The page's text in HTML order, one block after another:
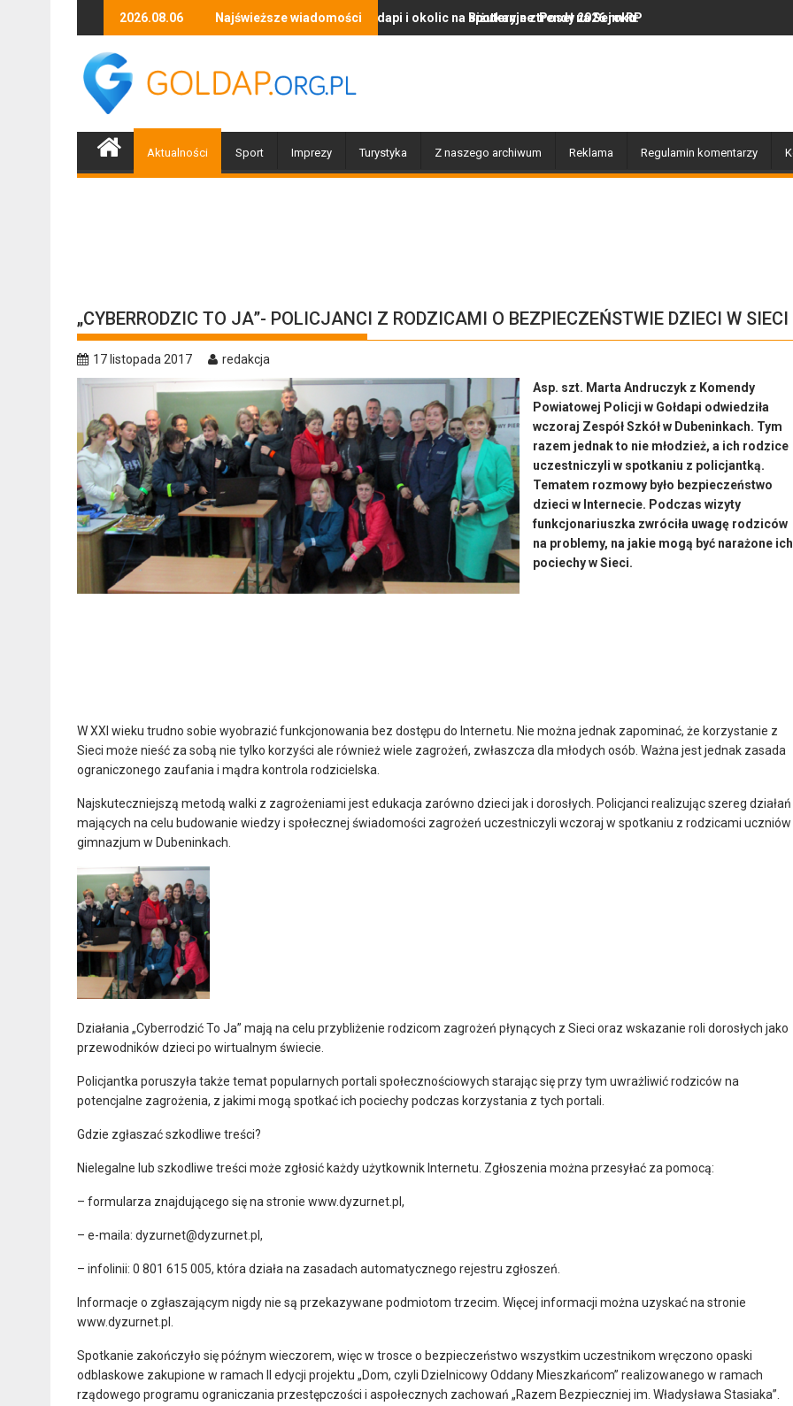
2026.08.06 Najświeższe wiadomości
Zapraszamy mieszkańców Gołdapi i okolic na spotkanie z Poseł na Sejm RP Katarzyną Królak
Biżuteryjne trendy 2026 roku: Jak polska marka olor.pl podbija serca
Dobiegły końca prace
Aktualności Sport Imprezy Turystyka Z naszego archiwum Reklama Regulamin komentarzy
„CYBERRODZIC TO JA”- POLICJANCI Z RODZICAMI O BEZPIECZEŃSTWIE DZIECI W SIECI
17 listopada 2017
redakcja
Asp. szt. Marta Andruczyk z Komendy
Powiatowej Policji w Gołdapi odwiedziła
wczoraj Zespół Szkół w Dubeninkach. Tym
razem jednak to nie młodzież, a ich rodzice
uczestniczyli w spotkaniu z policjantką.
Tematem rozmowy było bezpieczeństwo
dzieci w Internecie. Podczas wizyty
funkcjonariuszka zwróciła uwagę rodziców
na problemy, na jakie mogą być narażone ich
pociechy w Sieci.
W XXI wieku trudno sobie wyobrazić funkcjonowania bez dostępu do Internetu. Nie można jednak zapominać, że korzystanie z
Sieci może nieść za sobą nie tylko korzyści ale również wiele zagrożeń, zwłaszcza dla młodych osób. Ważna jest jednak zasada
ograniczonego zaufania i mądra kontrola rodzicielska.
Najskuteczniejszą metodą walki z zagrożeniami jest edukacja zarówno dzieci jak i dorosłych. Policjanci realizując szereg działań
mających na celu budowanie wiedzy i społecznej świadomości zagrożeń uczestniczyli wczoraj w spotkaniu z rodzicami uczniów
gimnazjum w Dubeninkach.
Działania „Cyberrodzić To Ja” mają na celu przybliżenie rodzicom zagrożeń płynących z Sieci oraz wskazanie roli dorosłych jako
przewodników dzieci po wirtualnym świecie.
Policjantka poruszyła także temat popularnych portali społecznościowych starając się przy tym uwrażliwić rodziców na
potencjalne zagrożenia, z jakimi mogą spotkać ich pociechy podczas korzystania z tych portali.
Gdzie zgłaszać szkodliwe treści?
Nielegalne lub szkodliwe treści może zgłosić każdy użytkownik Internetu. Zgłoszenia można przesyłać za pomocą:
– formularza znajdującego się na stronie www.dyzurnet.pl,
– e-maila: dyzurnet@dyzurnet.pl,
– infolinii: 0 801 615 005, która działa na zasadach automatycznego rejestru zgłoszeń.
Informacje o zgłaszającym nigdy nie są przekazywane podmiotom trzecim. Więcej informacji można uzyskać na stronie
www.dyzurnet.pl.
Spotkanie zakończyło się późnym wieczorem, więc w trosce o bezpieczeństwo wszystkim uczestnikom wręczono opaski
odblaskowe zakupione w ramach II edycji projektu „Dom, czyli Dzielnicowy Oddany Mieszkańcom” realizowanego w ramach
rządowego programu ograniczania przestępczości i aspołecznych zachowań „Razem Bezpieczniej im. Władysława Stasiaka”.